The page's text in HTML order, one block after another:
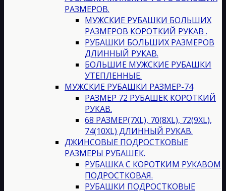
РАЗМЕРОВ.
МУЖСКИЕ РУБАШКИ БОЛЬШИХ
РАЗМЕРОВ КОРОТКИЙ РУКАВ .
РУБАШКИ БОЛЬШИХ РАЗМЕРОВ
ДЛИННЫЙ РУКАВ.
БОЛЬШИЕ МУЖСКИЕ РУБАШКИ
УТЕПЛЕННЫЕ.
МУЖСКИЕ РУБАШКИ РАЗМЕР-74
РАЗМЕР 72 РУБАШЕК КОРОТКИЙ
РУКАВ.
68 РАЗМЕР(7XL), 70(8XL), 72(9XL),
74(10XL) ДЛИННЫЙ РУКАВ.
ДЖИНСОВЫЕ ПОДРОСТКОВЫЕ
РАЗМЕРЫ РУБАШЕК.
РУБАШКА С КОРОТКИМ РУКАВОМ
ПОДРОСТКОВАЯ.
РУБАШКИ ПОДРОСТКОВЫЕ